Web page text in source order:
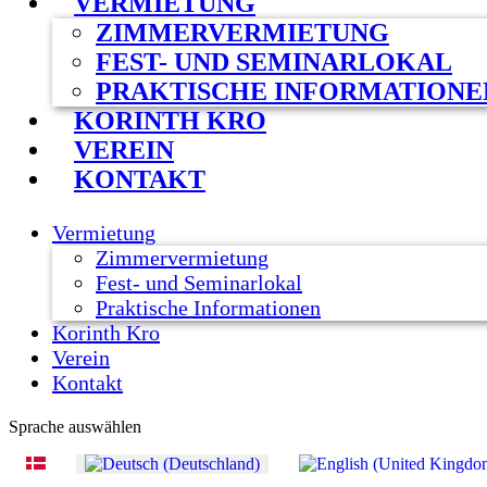
ZIMMERVERMIETUNG
FEST- UND SEMINARLOKAL
PRAKTISCHE
KORINTH KRO
VEREIN
KONTAKT
Vermietung
Zimmervermietung
Fest- und Seminarlokal
Praktische Informationen
Korinth Kro
Verein
Kontakt
Sprache auswählen